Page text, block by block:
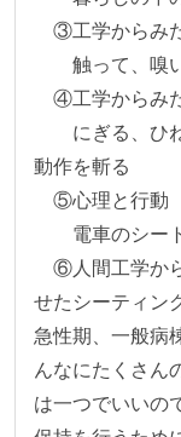
③工学からみ
触って、嗅い
④工学からみ
にぎる、ひね
動作を斬る
⑤心理と行動
電車のシート
⑥人間工学か
せたシーティン
急性期、一般病
んなにたくさん
は一つでいいの